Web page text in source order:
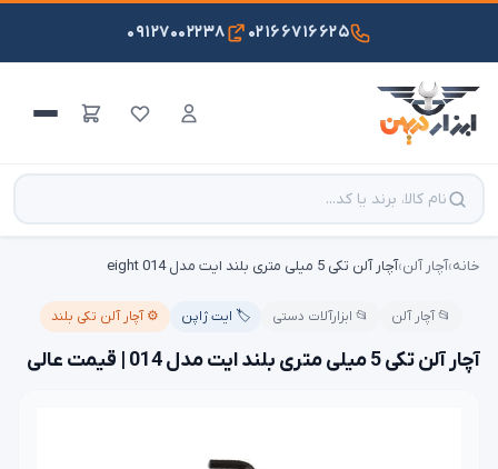
۰۲۱۶۶۷۱۶۶۲۵ ۰۹۱۲۷۰۰۲۲۳۸
خانه›آچار آلن›آچار آلن تکی 5 میلی متری بلند ایت مدل 014 eight
📂 آچار آلن 📂 ابزارآلات دستی 🏷️ ایت ژاپن ⚙️ آچار آلن تکی بلند
آچار آلن تکی 5 میلی متری بلند ایت مدل 014 | قیمت عالی